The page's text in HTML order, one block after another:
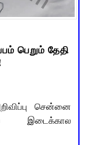
பெறும் தேதி
சென்னை
இடைக்கால